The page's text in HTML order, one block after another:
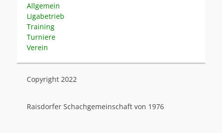
Allgemein
Ligabetrieb
Training
Turniere
Verein
Copyright 2022
Raisdorfer Schachgemeinschaft von 1976